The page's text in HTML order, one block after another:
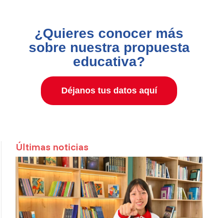
¿Quieres conocer más
sobre nuestra propuesta
educativa?
Déjanos tus datos aquí
Últimas noticias